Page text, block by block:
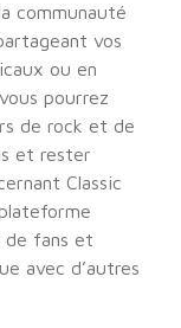
communauté
vos
ou en
pourrez
de rock et de
et rester
Classic
de fans et
avec d’autres